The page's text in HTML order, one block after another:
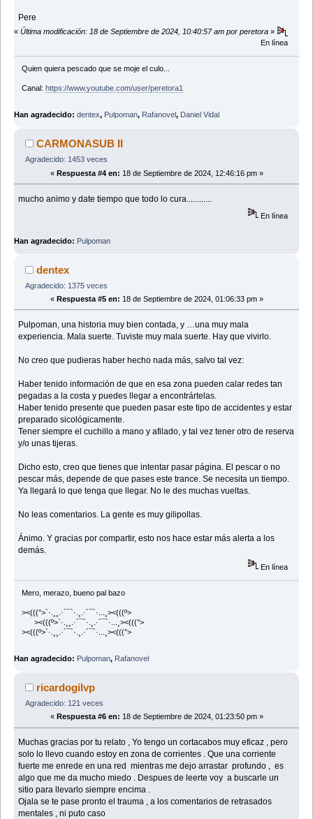
Pere
« Última modificación: 18 de Septiembre de 2024, 10:40:57 am por peretora »
En línea
Quien quiera pescado que se moje el culo...
Canal: https://www.youtube.com/user/peretora1
Han agradecido: dentex, Pulpoman, Rafanovel, Daniel Vidal
CARMONASUB II
Agradecido: 1453 veces
« Respuesta #4 en: 18 de Septiembre de 2024, 12:46:16 pm »
mucho animo y date tiempo que todo lo cura............
En línea
Han agradecido: Pulpoman
dentex
Agradecido: 1375 veces
« Respuesta #5 en: 18 de Septiembre de 2024, 01:06:33 pm »
Pulpoman, una historia muy bien contada, y …una muy mala
experiencia. Mala suerte. Tuviste muy mala suerte. Hay que vivirlo.
No creo que pudieras haber hecho nada más, salvo tal vez:
Haber tenido información de que en esa zona pueden calar redes tan
pegadas a la costa y puedes llegar a encontrártelas.
Haber tenido presente que pueden pasar este tipo de accidentes y estar
preparado sicológicamente.
Tener siempre el cuchillo a mano y afilado, y tal vez tener otro de reserva
y/o unas tijeras.
Dicho esto, creo que tienes que intentar pasar página. El pescar o no
pescar más, depende de que pases este trance. Se necesita un tiempo.
Ya llegará lo que tenga que llegar. No le des muchas vueltas.
No leas comentarios. La gente es muy gilipollas.
Ánimo. Y gracias por compartir, esto nos hace estar más alerta a los
demás.
En línea
Mero, merazo, bueno pal bazo
><(((°>`·.¸¸.·´¯`·.¸.·´¯`·...¸><(((º>
><(((º>`·.¸¸.·´¯`·.¸.·´¯`·...¸><(((°>
><(((º>`·.¸¸.·´¯`·.¸.·´¯`·...¸><(((°>
Han agradecido: Pulpoman, Rafanovel
ricardogilvp
Agradecido: 121 veces
« Respuesta #6 en: 18 de Septiembre de 2024, 01:23:50 pm »
Muchas gracias por tu relato , Yo tengo un cortacabos muy eficaz , pero
solo lo llevo cuando estoy en zona de corrientes . Que una corriente
fuerte me enrede en una red mientras me dejo arrastar profundo , es
algo que me da mucho miedo . Despues de leerte voy a buscarle un
sitio para llevarlo siempre encima .
Ojala se te pase pronto el trauma , a los comentarios de retrasados
mentales , ni puto caso